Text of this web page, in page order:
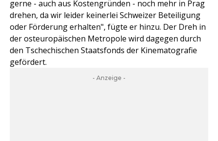
gerne - auch aus Kostengründen - noch mehr in Prag
drehen, da wir leider keinerlei Schweizer Beteiligung
oder Förderung erhalten", fügte er hinzu. Der Dreh in
der osteuropäischen Metropole wird dagegen durch
den Tschechischen Staatsfonds der Kinematografie
gefördert.
- Anzeige -